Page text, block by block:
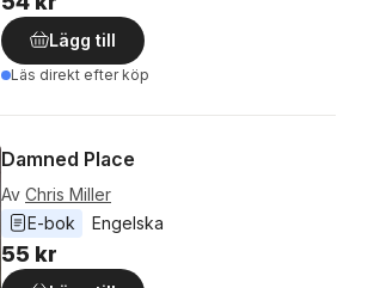
Lägg till
Läs direkt efter köp
Damned Place
Av Chris Miller
E-bok
Engelska
55 kr